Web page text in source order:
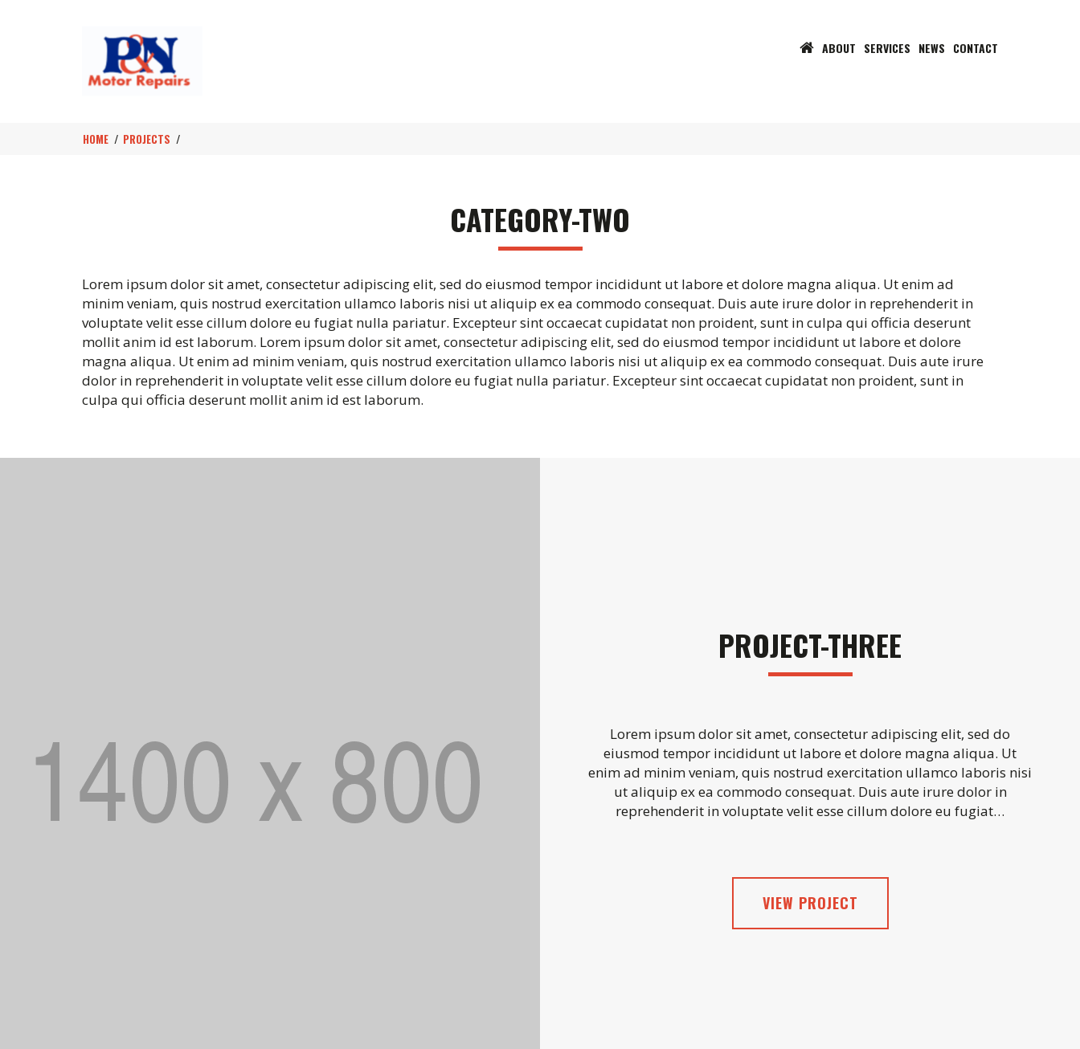
ABOUT SERVICES NEWS CONTACT
HOME PROJECTS
CATEGORY-TWO
Lorem ipsum dolor sit amet, consectetur adipiscing elit, sed do eiusmod tempor incididunt ut labore et dolore magna aliqua. Ut enim ad
minim veniam, quis nostrud exercitation ullamco laboris nisi ut aliquip ex ea commodo consequat. Duis aute irure dolor in reprehenderit in
voluptate velit esse cillum dolore eu fugiat nulla pariatur. Excepteur sint occaecat cupidatat non proident, sunt in culpa qui officia deserunt
mollit anim id est laborum. Lorem ipsum dolor sit amet, consectetur adipiscing elit, sed do eiusmod tempor incididunt ut labore et dolore
magna aliqua. Ut enim ad minim veniam, quis nostrud exercitation ullamco laboris nisi ut aliquip ex ea commodo consequat. Duis aute irure
dolor in reprehenderit in voluptate velit esse cillum dolore eu fugiat nulla pariatur. Excepteur sint occaecat cupidatat non proident, sunt in
culpa qui officia deserunt mollit anim id est laborum.
PROJECT-THREE
Lorem ipsum dolor sit amet, consectetur adipiscing elit, sed do
eiusmod tempor incididunt ut labore et dolore magna aliqua. Ut
enim ad minim veniam, quis nostrud exercitation ullamco laboris nisi
ut aliquip ex ea commodo consequat. Duis aute irure dolor in
reprehenderit in voluptate velit esse cillum dolore eu fugiat…
VIEW PROJECT